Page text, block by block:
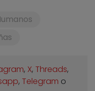
, X, Threads,
, Telegram o